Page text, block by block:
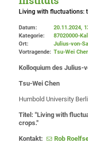
Living with fluctuations:
Datum:
20.11.2024,
Kategorie:
87020000-
Ort:
Julius-von-
Vortragende: Tsu-Wei
Kolloquium des Julius-
Tsu-Wei Chen
Humbold University
Titel:"Living with
crops."
Kontakt: Rob